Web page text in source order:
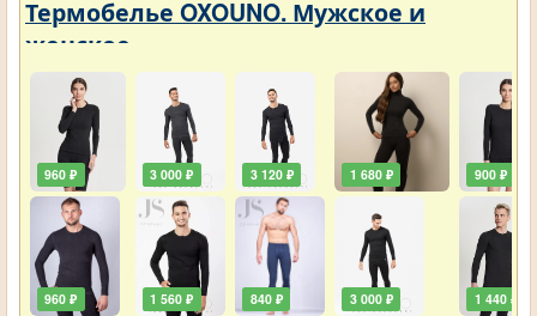
Термобелье OXOUNO. Мужское и
женское
960 ₽
960 ₽
3 000 ₽
1 560 ₽
3 120 ₽
840 ₽
1 680 ₽
3 000 ₽
900 ₽
1 440 ₽